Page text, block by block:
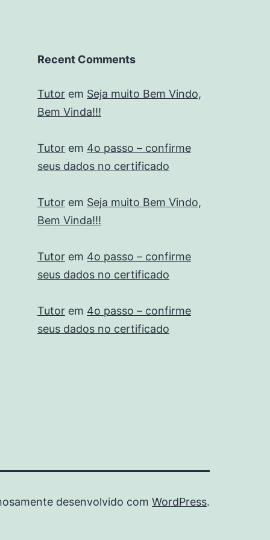
Recent Comments
Tutor em Seja muito Bem Vindo,
Bem Vinda!!!
Tutor em 4o passo – confirme
seus dados no certificado
Tutor em Seja muito Bem Vindo,
Bem Vinda!!!
Tutor em 4o passo – confirme
seus dados no certificado
Tutor em 4o passo – confirme
seus dados no certificado
desenvolvido com WordPress.